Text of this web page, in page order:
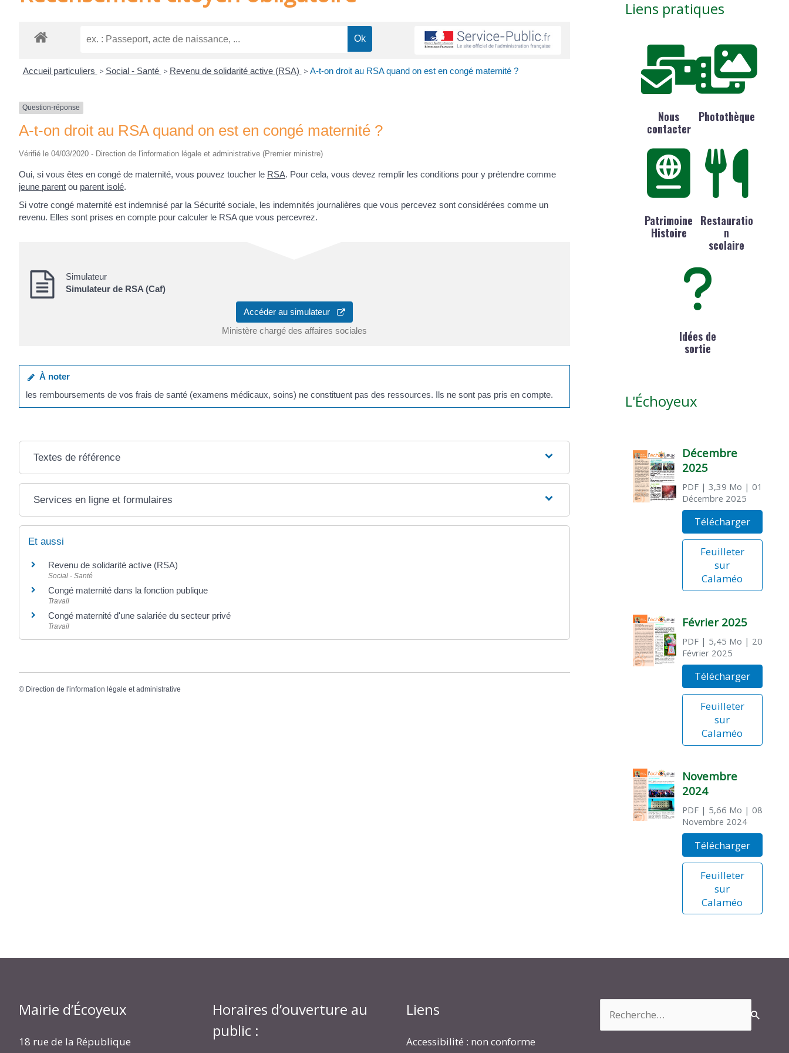
Accueil particuliers > Social - Santé > Revenu de solidarité active (RSA) > A-t-on droit au RSA quand on est en congé maternité ?
Question-réponse
A-t-on droit au RSA quand on est en congé maternité ?
Vérifié le 04/03/2020 - Direction de l'information légale et administrative (Premier ministre)
Oui, si vous êtes en congé de maternité, vous pouvez toucher le RSA. Pour cela, vous devez remplir les conditions pour y prétendre comme
jeune parent ou parent isolé.
Si votre congé maternité est indemnisé par la Sécurité sociale, les indemnités journalières que vous percevez sont considérées comme un
revenu. Elles sont prises en compte pour calculer le RSA que vous percevrez.
Simulateur
Simulateur de RSA (Caf)
Accéder au simulateur
Ministère chargé des affaires sociales
À noter
les remboursements de vos frais de santé (examens médicaux, soins) ne constituent pas des ressources. Ils ne sont pas pris en compte.
Textes de référence
Services en ligne et formulaires
Et aussi
Revenu de solidarité active (RSA)
Social - Santé
Congé maternité dans la fonction publique
Travail
Congé maternité d'une salariée du secteur privé
Travail
© Direction de l'information légale et administrative
Liens pratiques
Nous
contacter
Photothèque
Patrimoine
Histoire
Restauratio
n
scolaire
Idées de
sortie
L'Échoyeux
Décembre
2025
PDF| 3,39 Mo | 01
Décembre 2025
Télécharger
Feuilleter
sur
Calaméo
Février 2025
PDF| 5,45 Mo | 20
Février 2025
Télécharger
Feuilleter
sur
Calaméo
Novembre
2024
PDF| 5,66 Mo | 08
Novembre 2024
Télécharger
Feuilleter
sur
Calaméo
Mairie d’Écoyeux
18 rue de la République
Horaires d’ouverture au
public :
Liens
Accessibilité : non conforme